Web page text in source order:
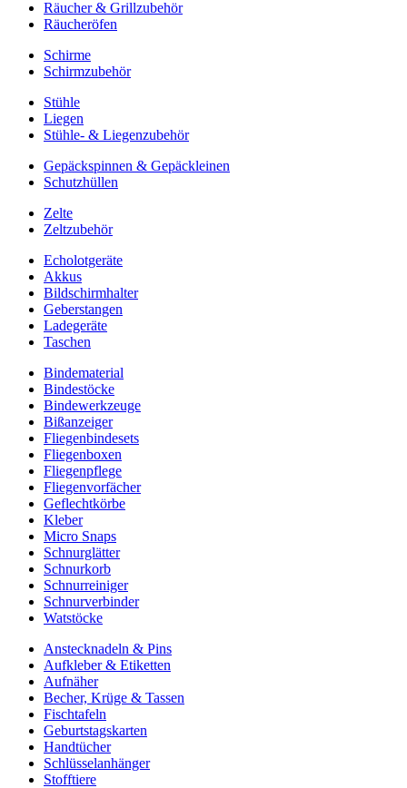
Räucher & Grillzubehör
Räucheröfen
Schirme
Schirmzubehör
Stühle
Liegen
Stühle- & Liegenzubehör
Gepäckspinnen & Gepäckleinen
Schutzhüllen
Zelte
Zeltzubehör
Echolotgeräte
Akkus
Bildschirmhalter
Geberstangen
Ladegeräte
Taschen
Bindematerial
Bindestöcke
Bindewerkzeuge
Bißanzeiger
Fliegenbindesets
Fliegenboxen
Fliegenpflege
Fliegenvorfächer
Geflechtkörbe
Kleber
Micro Snaps
Schnurglätter
Schnurkorb
Schnurreiniger
Schnurverbinder
Watstöcke
Anstecknadeln & Pins
Aufkleber & Etiketten
Aufnäher
Becher, Krüge & Tassen
Fischtafeln
Geburtstagskarten
Handtücher
Schlüsselanhänger
Stofftiere